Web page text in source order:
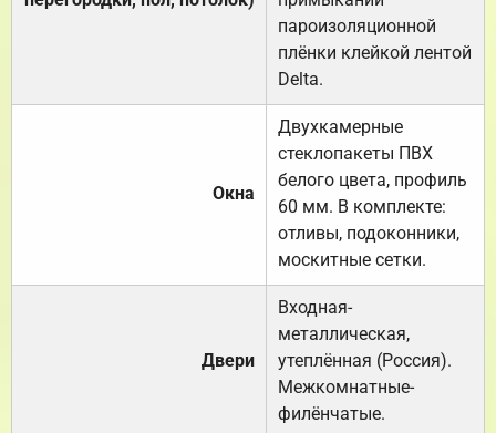
пароизоляционной
плёнки клейкой лентой
Delta.
Окна
Двухкамерные
стеклопакеты ПВХ
белого цвета, профиль
60 мм. В комплекте:
отливы, подоконники,
москитные сетки.
Двери
Входная-
металлическая,
утеплённая (Россия).
Межкомнатные-
филёнчатые.